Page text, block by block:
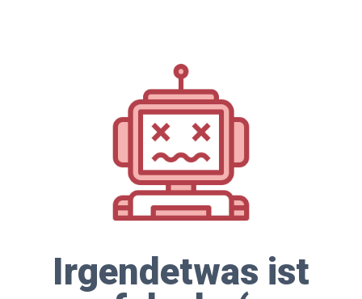
Irgendetwas ist